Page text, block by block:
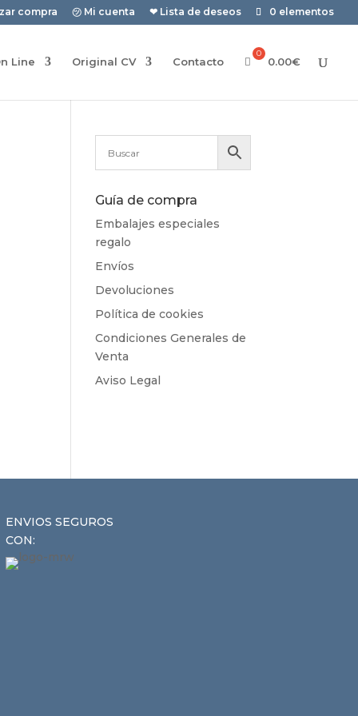
compra ㋡ Mi cuenta ❤ Lista de deseos 0 elementos
Line Original CV Contacto 0.00€
Guía de compra
Embalajes especiales
regalo
Envíos
Devoluciones
Política de cookies
Condiciones Generales de
Venta
Aviso Legal
ENVIOS SEGUROS
CON: